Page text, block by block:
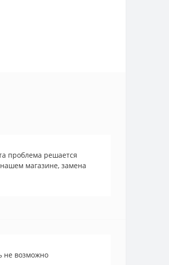
проблема решается
магазине, замена
не возможно